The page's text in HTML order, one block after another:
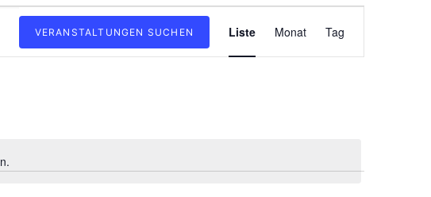
VERANSTALTUNGEN SUCHEN
Ansichten-
Navigation
Liste Monat Tag